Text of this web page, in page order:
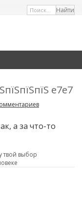
e7e7
а за что-то
твой выбор